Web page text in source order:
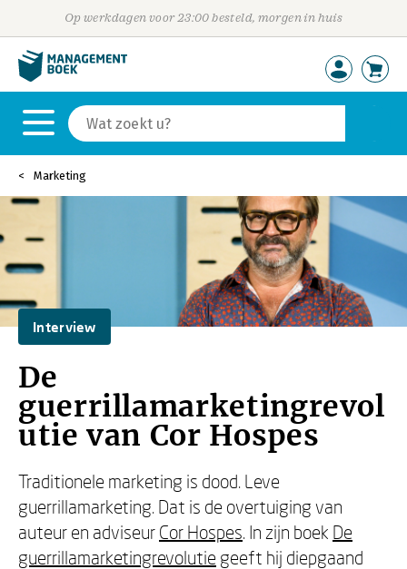
Op werkdagen voor 23:00 besteld, morgen in huis
Marketing
Interview
De
guerrillamarketingrevol
utie van Cor Hospes
Traditionele marketing is dood. Leve
guerrillamarketing. Dat is de overtuiging van
auteur en adviseur Cor Hospes. In zijn boek De
guerrillamarketingrevolutie geeft hij diepgaand